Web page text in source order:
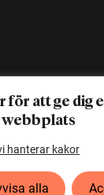
för att ge dig
webbplats
hanterar kakor
alla